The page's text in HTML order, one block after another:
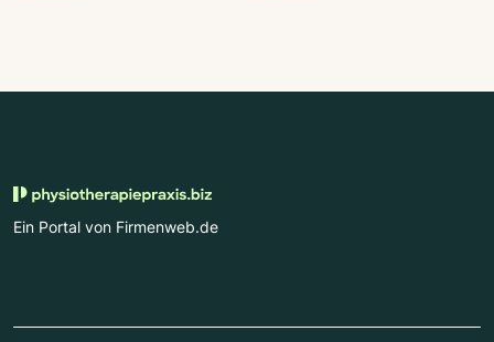
Ein Portal von Firmenweb.de